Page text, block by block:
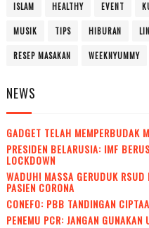
ISLAM HEALTHY EVENT
MUSIK TIPS HIBURAN
RESEP MASAKAN WEEKNYUMMY
NEWS
GADGET TELAH MEMPERBUDAK
PRESIDEN BELARUSIA: IMF
LOCKDOWN
WADUH! MASSA GERUDUK
PASIEN CORONA
CONEFO: PBB TANDINGAN
PENEMU PCR: JANGAN